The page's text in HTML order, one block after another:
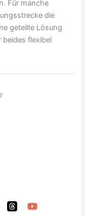
Für manche
die
geteilte Lösung
flexibel